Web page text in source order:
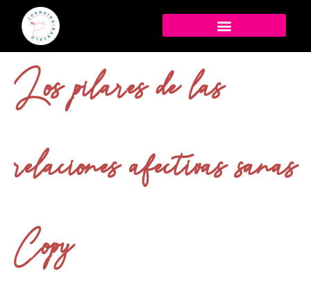
Los pilares de las
relaciones afectivas sanas
Copy